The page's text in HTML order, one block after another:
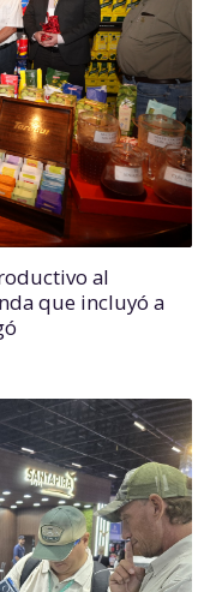
al
que incluyó a